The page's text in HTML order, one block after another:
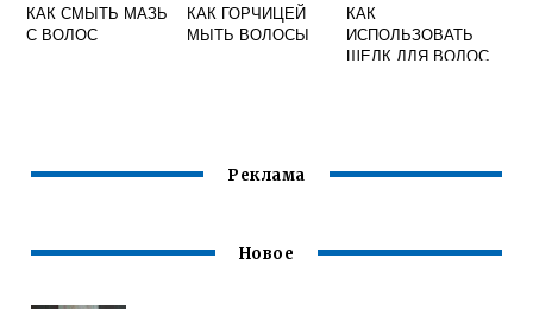
КАК СМЫТЬ МАЗЬ
С ВОЛОС
КАК ГОРЧИЦЕЙ
МЫТЬ ВОЛОСЫ
КАК
ИСПОЛЬЗОВАТЬ
ШЕЛК ДЛЯ ВОЛОС
Реклама
Новое